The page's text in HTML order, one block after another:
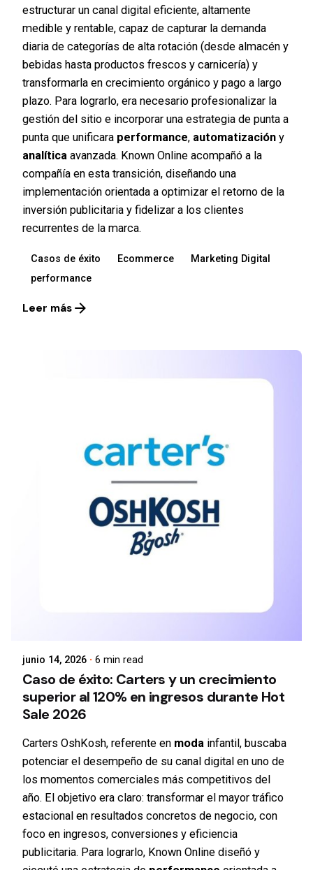
estructurar un canal digital eficiente, altamente
medible y rentable, capaz de capturar la demanda
diaria de categorías de alta rotación (desde almacén y
bebidas hasta productos frescos y carnicería) y
transformarla en crecimiento orgánico y pago a largo
plazo. Para lograrlo, era necesario profesionalizar la
gestión del sitio e incorporar una estrategia de punta a
punta que unificara performance, automatización y
analítica avanzada. Known Online acompañó a la
compañía en esta transición, diseñando una
implementación orientada a optimizar el retorno de la
inversión publicitaria y fidelizar a los clientes
recurrentes de la marca.
Casos de éxito Ecommerce
Marketing Digital
performance
Leer más
junio 14, 2026 6 min read
Caso de éxito: Carters y un crecimiento
superior al 120% en ingresos durante Hot
Sale 2026
Carters OshKosh, referente en moda infantil, buscaba
potenciar el desempeño de su canal digital en uno de
los momentos comerciales más competitivos del
año. El objetivo era claro: transformar el mayor tráfico
estacional en resultados concretos de negocio, con
foco en ingresos, conversiones y eficiencia
publicitaria. Para lograrlo, Known Online diseñó y